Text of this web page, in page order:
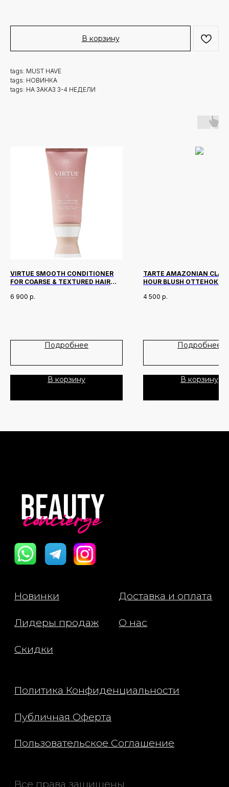
В корзину
tags: MUST HAVE
tags: НОВИНКА
tags: НА ЗАКАЗ 3-4 НЕДЕЛИ
VIRTUE SMOOTH CONDITIONER
FOR COARSE & TEXTURED HAIR
6 900 р.
Подробнее
В корзину
TARTE AMAZONIAN CLAY
HOUR BLUSH ОТТЕНОК
4 500 р.
Подробнее
В корзину
О нас
Лидеры продаж